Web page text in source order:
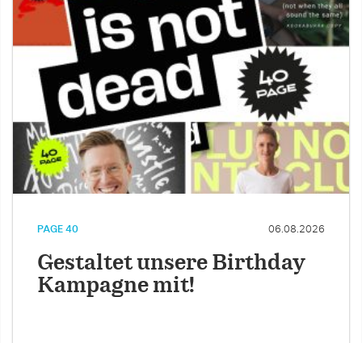
PAGE 40 06.08.2026
Gestaltet unsere Birthday
Kampagne mit!